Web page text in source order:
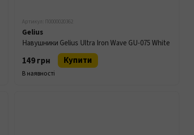
Артикул: П0000020362
Gelius
Навушники Gelius Ultra Iron Wave GU-075 White
149 грн Купити
В наявності